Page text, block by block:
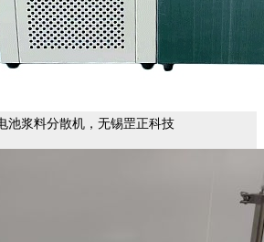
池浆料分散机，无锡罡正科技